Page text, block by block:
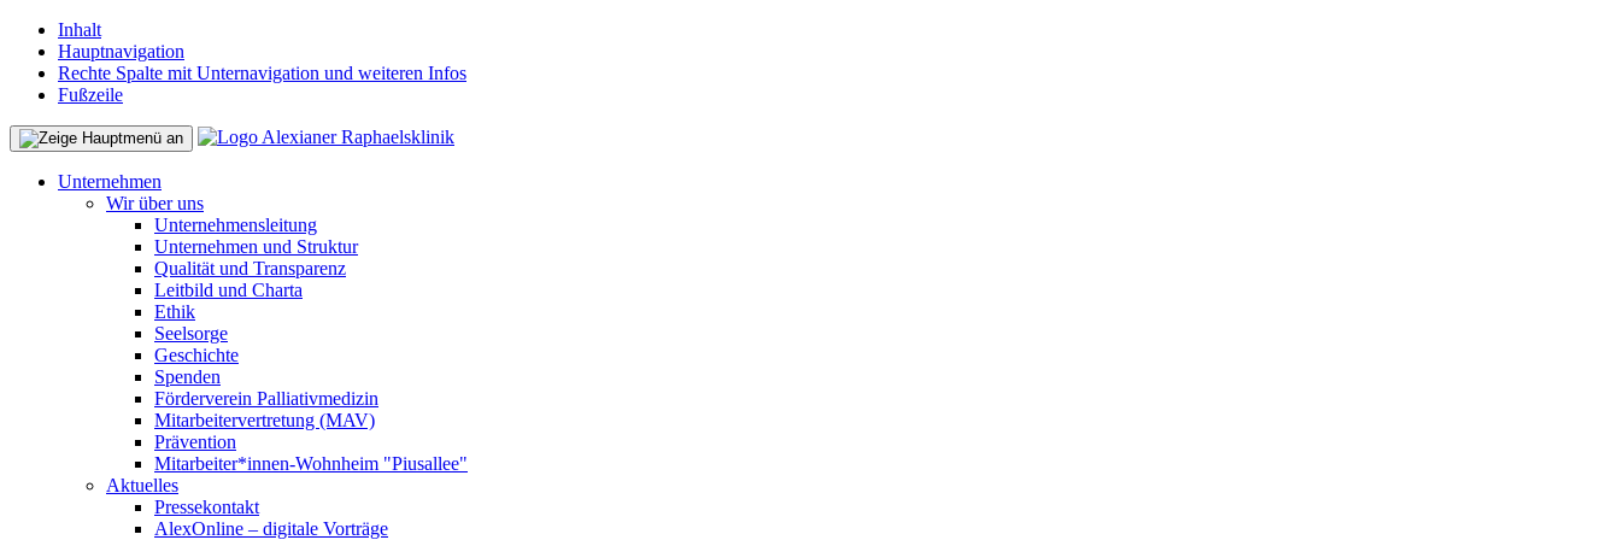
Inhalt
Hauptnavigation
Rechte Spalte mit Unternavigation und weiteren Infos
Fußzeile
Unternehmen
Wir über uns
Unternehmensleitung
Unternehmen und Struktur
Qualität und Transparenz
Leitbild und Charta
Ethik
Seelsorge
Geschichte
Spenden
Förderverein Palliativmedizin
Mitarbeitervertretung (MAV)
Prävention
Mitarbeiter*innen-Wohnheim "Piusallee"
Aktuelles
Pressekontakt
AlexOnline – digitale Vorträge